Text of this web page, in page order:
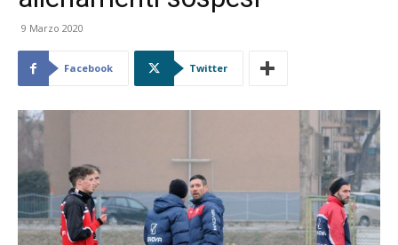
9 Marzo 2020
Facebook Twitter